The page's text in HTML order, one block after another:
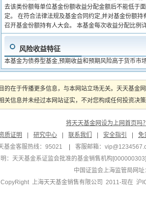
去该类份额每单位基金份额收益分配金额后不能低于
定。 在符合法律法规及基金合同约定,并对基金份额
召开基金份额持有人大会。 本基金每次收益分配比例
风险收益特征
本基金为债券型基金,预期收益和预期风险高于货币市
的在于传播更多信息，与本网站立场无关。天天基
关信息并未经过本网站证实，不对您构成任何投资决
将天天基金网设为上网首页吗？
质证明 研究中心 联系我们 安全指引 免
基金客服热线：95021
客服邮箱：
： 天天基金系证监会批准的基金销售机构[000000303]
中国证监会上海监管局网址
CopyRight 上海天天基金销售有限公司 2011-现在 沪